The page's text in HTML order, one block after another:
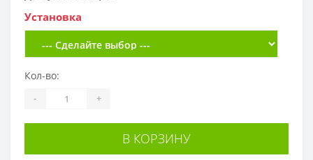
Установка
Кол-во:
- +
В КОРЗИНУ